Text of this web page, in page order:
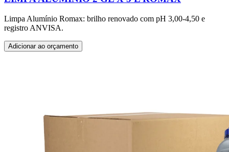
Limpa Alumínio Romax: brilho renovado com pH 3,00-4,50 e
registro ANVISA.
Adicionar ao orçamento